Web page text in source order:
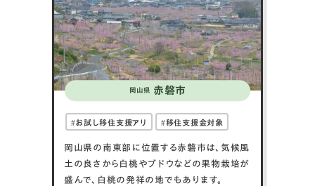
ります。アクセス面では、JR赤穂線の備前片上
駅が中心で、岡山市からのアクセスも便利で
す。
岡山県 赤磐市
お試し移住支援アリ 移住支援金対象
岡山県の南東部に位置する赤磐市は、気候風
土の良さから白桃やブドウなどの果物栽培が
盛んで、白桃の発祥の地でもあります。